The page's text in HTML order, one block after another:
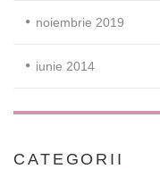
noiembrie 2019
iunie 2014
CATEGORII